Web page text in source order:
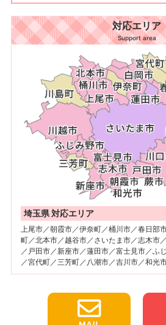
対応エリア
Support area
埼玉県 対応エリア
上尾市／朝霞市／伊奈町／桶川市／春日部
町／北本市／越谷市／さいたま市／志木市
／戸田市／新座市／蓮田市／富士見市／ふ
／宮代町／三芳町／八潮市／吉川市／和光